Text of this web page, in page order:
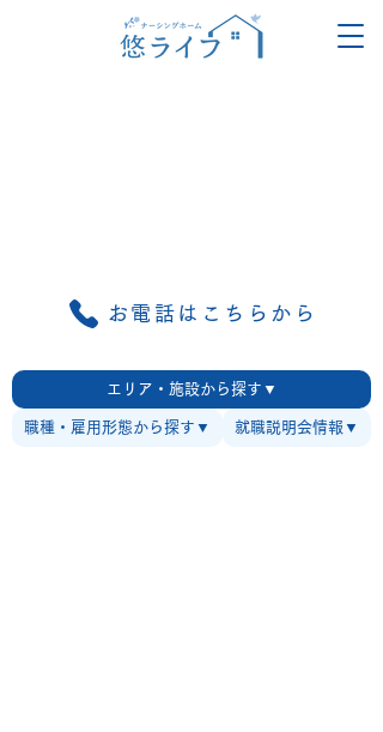
お電話はこちらから
エリア・施設から探す▼
職種・雇用形態から探す▼ 就職説明会情報▼